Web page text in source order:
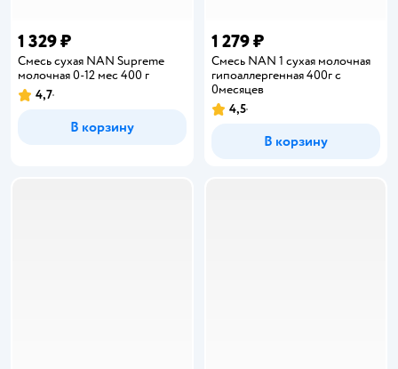
1 329 ₽
Смесь сухая NAN Supreme
молочная 0-12 мес 400 г
Рейтинг:
4,7
В корзину
1 279 ₽
Смесь NAN 1 сухая молочная
гипоаллергенная 400г с
0месяцев
Рейтинг:
4,5
В корзину